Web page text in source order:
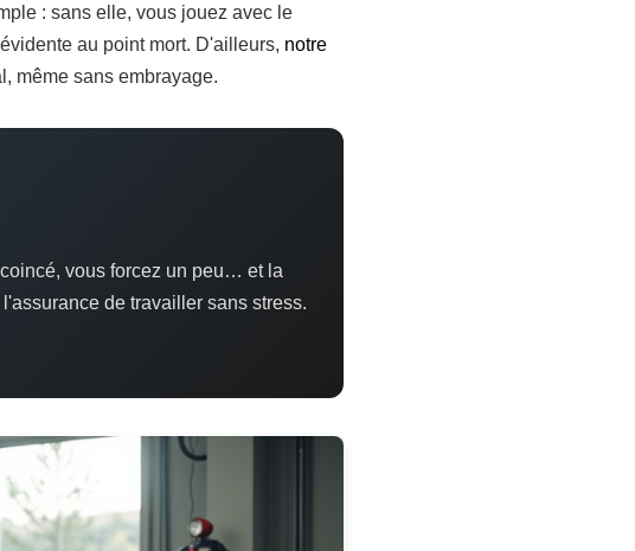
: sans elle, vous jouez avec le
au point mort. D'ailleurs, notre
même sans embrayage.
vous forcez un peu… et la
de travailler sans stress.